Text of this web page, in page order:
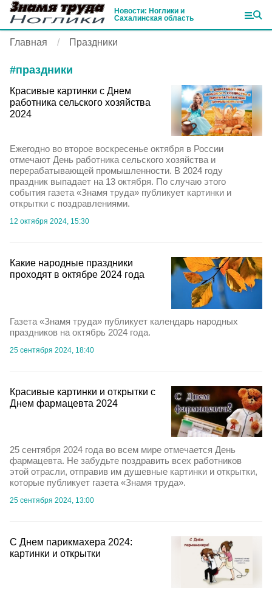
Новости: Ноглики и
Сахалинская область
Главная Праздники
#праздники
Красивые картинки с Днем
работника сельского хозяйства
2024
Ежегодно во второе воскресенье октября в России
отмечают День работника сельского хозяйства и
перерабатывающей промышленности. В 2024 году
праздник выпадает на 13 октября. По случаю этого
события газета «Знамя труда» публикует картинки и
открытки с поздравлениями.
12 октября 2024, 15:30
Какие народные праздники
проходят в октябре 2024 года
Газета «Знамя труда» публикует календарь народных
праздников на октябрь 2024 года.
25 сентября 2024, 18:40
Красивые картинки и открытки с
Днем фармацевта 2024
25 сентября 2024 года во всем мире отмечается День
фармацевта. Не забудьте поздравить всех работников
этой отрасли, отправив им душевные картинки и открытки,
которые публикует газета «Знамя труда».
25 сентября 2024, 13:00
С Днем парикмахера 2024:
картинки и открытки